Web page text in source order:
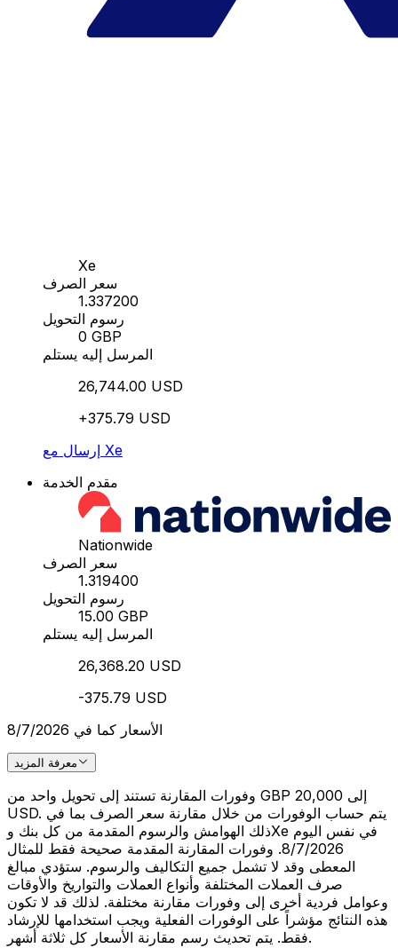
Xe
سعر الصرف
1.337200
رسوم التحويل
0 GBP
المرسل إليه يستلم
26,744.00 USD
+375.79 USD
إرسال مع Xe
مقدم الخدمة
Nationwide
سعر الصرف
1.319400
رسوم التحويل
15.00 GBP
المرسل إليه يستلم
26,368.20 USD
-375.79 USD
الأسعار كما في 8/7/2026
معرفة المزيد
وفورات المقارنة تستند إلى تحويل واحد من GBP 20,000 إلى
USD. يتم حساب الوفورات من خلال مقارنة سعر الصرف بما في
ذلك الهوامش والرسوم المقدمة من كل بنك وXe في نفس اليوم
8/7/2026. وفورات المقارنة المقدمة صحيحة فقط للمثال
المعطى وقد لا تشمل جميع التكاليف والرسوم. ستؤدي مبالغ
صرف العملات المختلفة وأنواع العملات والتواريخ والأوقات
وعوامل فردية أخرى إلى وفورات مقارنة مختلفة. لذلك قد لا تكون
هذه النتائج مؤشراً على الوفورات الفعلية ويجب استخدامها للإرشاد
فقط. يتم تحديث رسم مقارنة الأسعار كل ثلاثة أشهر.